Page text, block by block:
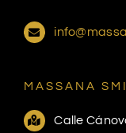
MASSANA
Calle